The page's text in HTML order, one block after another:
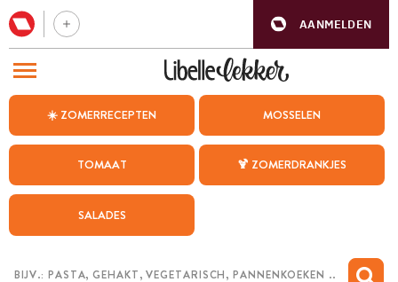
AANMELDEN
☀️ ZOMERRECEPTEN MOSSELEN
TOMAAT 🍹 ZOMERDRANKJES
SALADES
BEZOEK ONZE ANDERE WEBSITES
WEEKMENU
CHAT MET MAIA